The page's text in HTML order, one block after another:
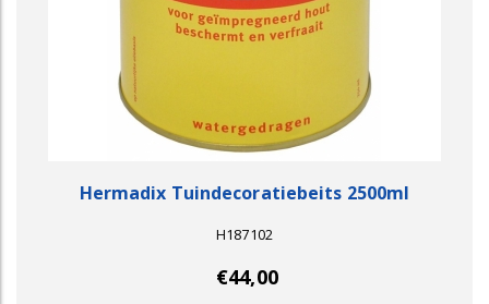
Hermadix Tuindecoratiebeits 2500ml
H187102
€44,00